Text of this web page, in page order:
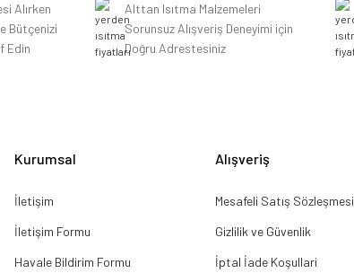
Alırken
Bütçenizi
Edin
Alttan Isıtma Malzemeleri
Sorunsuz Alışveriş Deneyimi için
Doğru Adrestesiniz
Kurumsal
İletişim
İletişim Formu
Havale Bildirim Formu
Alışveriş
Mesafeli Satış Sözleşmesi
Gizlilik ve Güvenlik
İptal İade Koşullari